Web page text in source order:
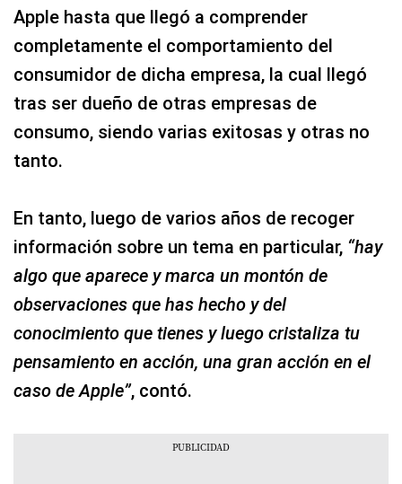
Apple hasta que llegó a comprender
completamente el comportamiento del
consumidor de dicha empresa, la cual llegó
tras ser dueño de otras empresas de
consumo, siendo varias exitosas y otras no
tanto.
En tanto, luego de varios años de recoger
información sobre un tema en particular, “hay
algo que aparece y marca un montón de
observaciones que has hecho y del
conocimiento que tienes y luego cristaliza tu
pensamiento en acción, una gran acción en el
caso de Apple”, contó.